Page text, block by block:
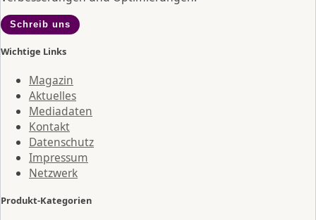
Schreib uns
Wichtige Links
Magazin
Aktuelles
Mediadaten
Kontakt
Datenschutz
Impressum
Netzwerk
Produkt-Kategorien